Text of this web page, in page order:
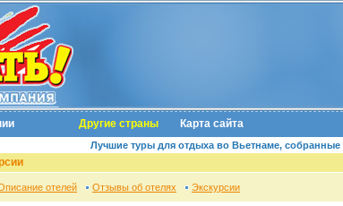
Другие страны Карта сайта
Лучшие туры для отдыха во Вьетнаме, собранные
отелей Отзывы об отелях Экскурсии